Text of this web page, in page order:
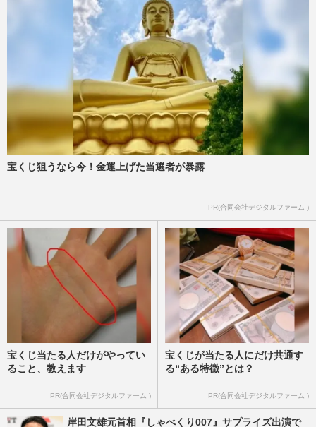
宝くじ狙うなら今！金運上げた当選者が暴露
PR(合同会社デジタルファーム )
宝くじ当たる人だけがやってい
ること、教えます
PR(合同会社デジタルファーム )
宝くじが当たる人にだけ共通す
る“ある特徴”とは？
PR(合同会社デジタルファーム )
岸田文雄元首相『しゃべくり007』サプライズ出演で